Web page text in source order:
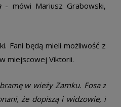
­- mówi Mariusz Grabowski,
Fani będą mieli możliwość z
miejscowej Viktorii.
w wieży Zamku. Fosa z
że dopiszą i widzowie, i